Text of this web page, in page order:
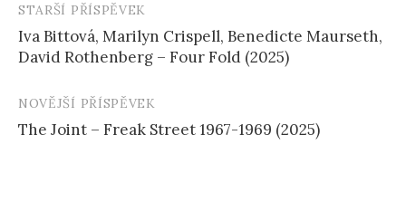
Navigace
příspěvku
STARŠÍ PŘÍSPĚVEK
Iva Bittová, Marilyn Crispell, Benedicte Maurseth,
David Rothenberg – Four Fold (2025)
NOVĚJŠÍ PŘÍSPĚVEK
The Joint – Freak Street 1967-1969 (2025)